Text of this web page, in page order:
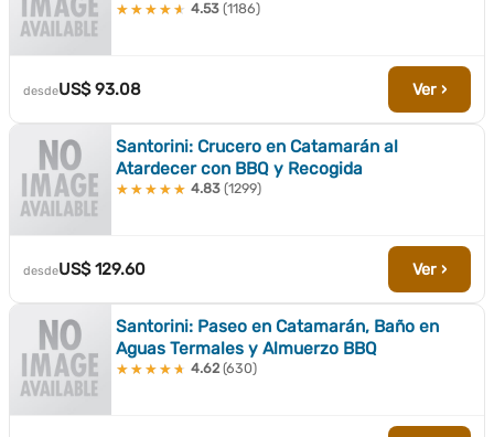
★★★★★
★★★★★ 4.53 (1186)
desdeUS$ 93.08 Ver ›
Santorini: Crucero en Catamarán al
Atardecer con BBQ y Recogida
★★★★★
★★★★★ 4.83 (1299)
desdeUS$ 129.60 Ver ›
Santorini: Paseo en Catamarán, Baño en
Aguas Termales y Almuerzo BBQ
★★★★★
★★★★★ 4.62 (630)